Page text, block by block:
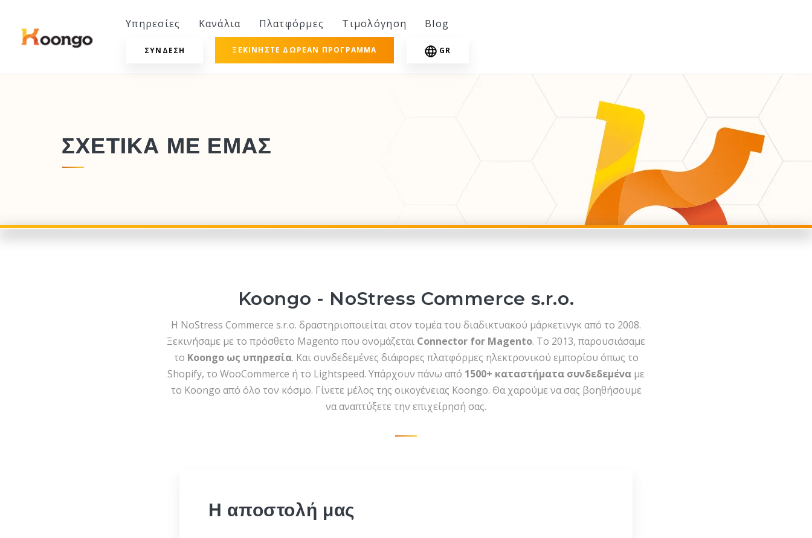
Υπηρεσίες Κανάλια Πλατφόρμες Τιμολόγηση Blog
ΣΎΝΔΕΣΗ ΞΕΚΙΝΉΣΤΕ ΔΩΡΕΆΝ ΠΡΌΓΡΑΜΜΑ GR
ΣΧΕΤΙΚΆ ΜΕ ΕΜΆΣ
Koongo - NoStress Commerce s.r.o.
Η NoStress Commerce s.r.o. δραστηριοποιείται στον τομέα του διαδικτυακού μάρκετινγκ από το 2008.
Ξεκινήσαμε με το πρόσθετο Magento που ονομάζεται Connector for Magento. Το 2013, παρουσιάσαμε
το Koongo ως υπηρεσία. Και συνδεδεμένες διάφορες πλατφόρμες ηλεκτρονικού εμπορίου όπως το
Shopify, το WooCommerce ή το Lightspeed. Υπάρχουν πάνω από 1500+ καταστήματα συνδεδεμένα με
το Koongo από όλο τον κόσμο. Γίνετε μέλος της οικογένειας Koongo. Θα χαρούμε να σας βοηθήσουμε
να αναπτύξετε την επιχείρησή σας.
Η αποστολή μας